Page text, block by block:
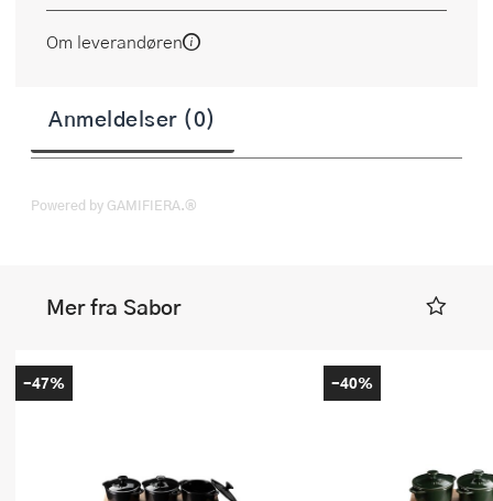
Om leverandøren
Anmeldelser (0)
Powered by GAMIFIERA.®
Mer fra Sabor
-47% -40%